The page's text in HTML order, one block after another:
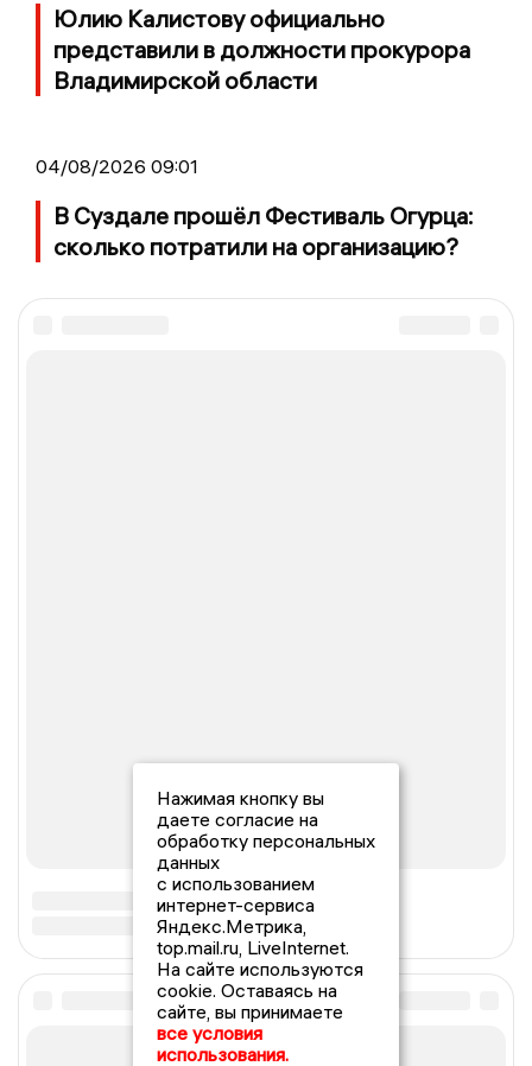
Юлию Калистову официально
представили в должности прокурора
Владимирской области
04/08/2026 09:01
В Суздале прошёл Фестиваль Огурца:
сколько потратили на организацию?
Нажимая кнопку вы
даете согласие на
обработку персональных
данных
с использованием
интернет-сервиса
Яндекс.Метрика,
top.mail.ru, LiveInternet.
На сайте используются
cookie. Оставаясь на
сайте, вы принимаете
все условия
использования.